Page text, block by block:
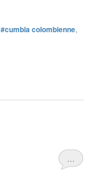
#cumbia colombienne,
…